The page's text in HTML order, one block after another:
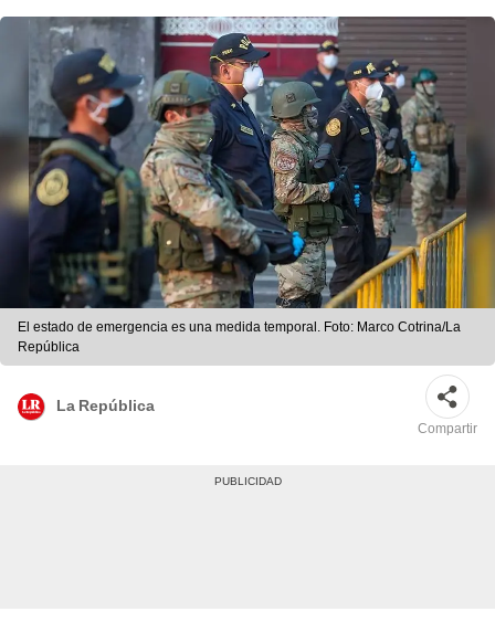
El estado de emergencia es una medida temporal. Foto: Marco Cotrina/La
República
La República
Compartir